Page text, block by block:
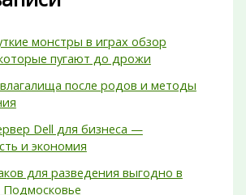
монстры в играх обзор
пугают до дрожи
после родов и методы
Dell для бизнеса —
и экономия
для разведения выгодно в